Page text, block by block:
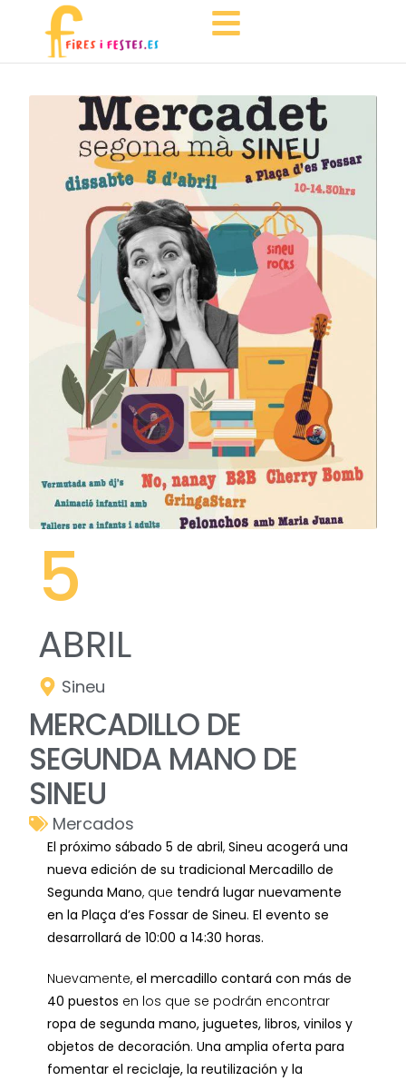
5
ABRIL
Sineu
MERCADILLO DE
SEGUNDA MANO DE
SINEU
Mercados
El próximo sábado 5 de abril,Sineu acogerá una
nueva edición de su tradicional Mercadillo de
Segunda Mano, que tendrá lugar nuevamente
en la Plaça d’es Fossar de Sineu.El evento se
desarrollará de 10:00 a 14:30 horas.
Nuevamente,el mercadillo contará con más de
40 puestos en los que se podrán encontrar
ropa de segunda mano, juguetes, libros, vinilos y
objetos de decoración.Una amplia oferta para
fomentar el reciclaje, la reutilización y la